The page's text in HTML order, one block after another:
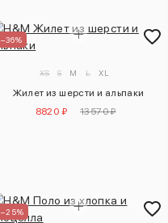
–36%
XS S M L XL
Жилет из шерсти и альпаки
8820 ₽
13570 ₽
–25%